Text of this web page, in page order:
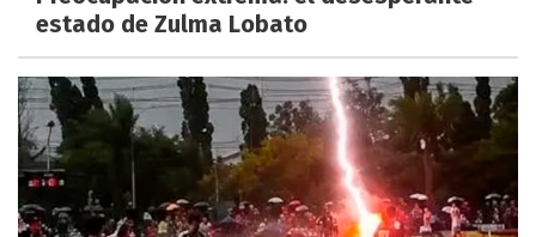
estado de Zulma Lobato